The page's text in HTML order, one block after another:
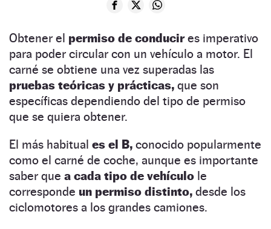
Obtener el permiso de conducires imperativo
para poder circular con un vehículo a motor. El
carné se obtiene una vez superadas las
pruebas teóricas y prácticas, que son
específicas dependiendo del tipo de permiso
que se quiera obtener.
El más habitual es el B, conocido popularmente
como el carné de coche, aunque es importante
saber que a cada tipo de vehículo le
corresponde un permiso distinto, desde los
ciclomotores a los grandes camiones.